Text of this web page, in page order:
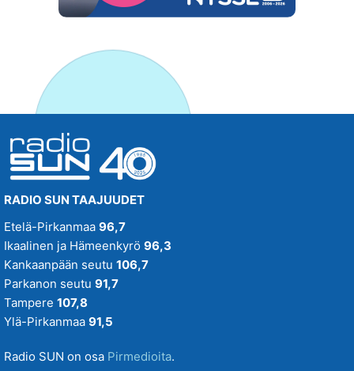
RADIO SUN TAAJUUDET
Etelä-Pirkanmaa 96,7
Ikaalinen ja Hämeenkyrö 96,3
Kankaanpään seutu 106,7
Parkanon seutu 91,7
Tampere 107,8
Ylä-Pirkanmaa 91,5
Radio SUN on osa Pirmedioita.